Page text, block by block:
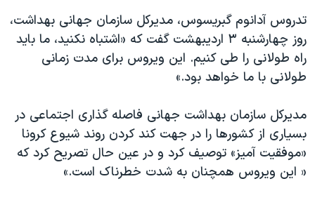
تریبونال مردمی آبان ۹۸
دادگاه حمید نوری
چهل سال گروگان‌گیری
اعتراضات مردمی آبان ۹۸
اسرائیل در جنگ
نرگس محمدی برنده جایزه نوبل صلح
تدروس آدانوم گبریسوس، مدیرکل سازمان جهانی بهداشت،
روز چهارشنبه ۳ اردیبهشت گفت که «اشتباه نکنید، ما باید
راه طولانی را طی کنیم. این ویروس برای مدت زمانی
طولانی با ما خواهد بود.»
مدیرکل سازمان بهداشت جهانی فاصله گذاری اجتماعی در
بسیاری از کشورها را در جهت کند کردن روند شیوع کرونا
«موفقیت آمیز» توصیف کرد و در عین حال تصریح کرد که
« این ویروس همچنان به شدت خطرناک است.»